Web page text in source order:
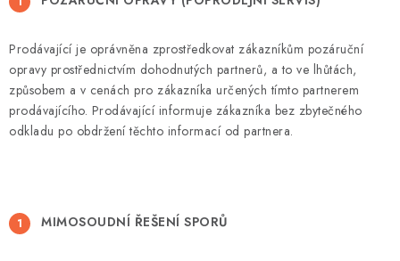
Prodávající je oprávněna zprostředkovat zákazníkům pozáruční
opravy prostřednictvím dohodnutých partnerů, a to ve lhůtách,
způsobem a v cenách pro zákazníka určených tímto partnerem
prodávajícího. Prodávající informuje zákazníka bez zbytečného
odkladu po obdržení těchto informací od partnera.
MIMOSOUDNÍ ŘEŠENÍ SPORŮ